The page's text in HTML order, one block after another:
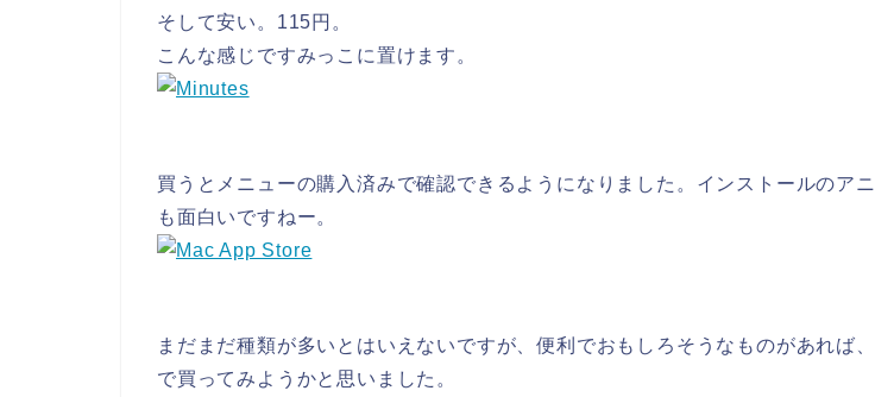
そして安い。115円。
こんな感じですみっこに置けます。
買うとメニューの購入済みで確認できるようになりました。インストールのア
も面白いですねー。
まだまだ種類が多いとはいえないですが、便利でおもしろそうなものがあれば
で買ってみようかと思いました。